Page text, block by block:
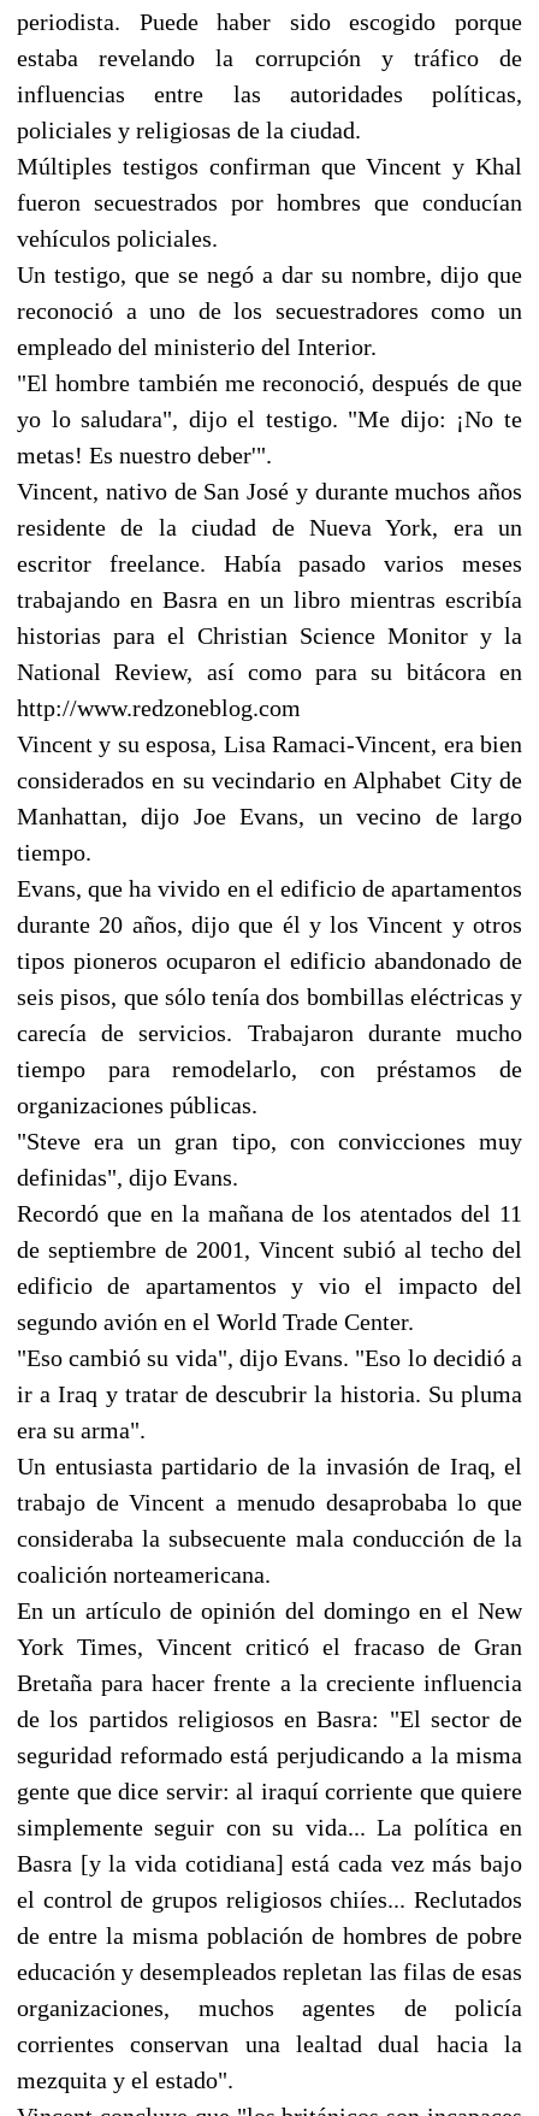
periodista. Puede haber sido escogido porque
estaba revelando la corrupción y tráfico de
influencias entre las autoridades políticas,
policiales y religiosas de la ciudad.
Múltiples testigos confirman que Vincent y Khal
fueron secuestrados por hombres que conducían
vehículos policiales.
Un testigo, que se negó a dar su nombre, dijo que
reconoció a uno de los secuestradores como un
empleado del ministerio del Interior.
"El hombre también me reconoció, después de que
yo lo saludara", dijo el testigo. "Me dijo: ¡No te
metas! Es nuestro deber'".
Vincent, nativo de San José y durante muchos años
residente de la ciudad de Nueva York, era un
escritor freelance. Había pasado varios meses
trabajando en Basra en un libro mientras escribía
historias para el Christian Science Monitor y la
National Review, así como para su bitácora en
http://www.redzoneblog.com
Vincent y su esposa, Lisa Ramaci-Vincent, era bien
considerados en su vecindario en Alphabet City de
Manhattan, dijo Joe Evans, un vecino de largo
tiempo.
Evans, que ha vivido en el edificio de apartamentos
durante 20 años, dijo que él y los Vincent y otros
tipos pioneros ocuparon el edificio abandonado de
seis pisos, que sólo tenía dos bombillas eléctricas y
carecía de servicios. Trabajaron durante mucho
tiempo para remodelarlo, con préstamos de
organizaciones públicas.
"Steve era un gran tipo, con convicciones muy
definidas", dijo Evans.
Recordó que en la mañana de los atentados del 11
de septiembre de 2001, Vincent subió al techo del
edificio de apartamentos y vio el impacto del
segundo avión en el World Trade Center.
"Eso cambió su vida", dijo Evans. "Eso lo decidió a
ir a Iraq y tratar de descubrir la historia. Su pluma
era su arma".
Un entusiasta partidario de la invasión de Iraq, el
trabajo de Vincent a menudo desaprobaba lo que
consideraba la subsecuente mala conducción de la
coalición norteamericana.
En un artículo de opinión del domingo en el New
York Times, Vincent criticó el fracaso de Gran
Bretaña para hacer frente a la creciente influencia
de los partidos religiosos en Basra: "El sector de
seguridad reformado está perjudicando a la misma
gente que dice servir: al iraquí corriente que quiere
simplemente seguir con su vida... La política en
Basra [y la vida cotidiana] está cada vez más bajo
el control de grupos religiosos chiíes... Reclutados
de entre la misma población de hombres de pobre
educación y desempleados repletan las filas de esas
organizaciones, muchos agentes de policía
corrientes conservan una lealtad dual hacia la
mezquita y el estado".